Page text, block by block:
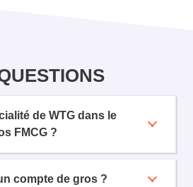
de WTG dans le
FMCG ?
compte de gros ?